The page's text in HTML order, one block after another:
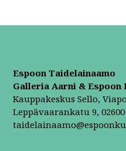
Espoon Taidelainaamo
Galleria Aarni &
Kauppakeskus Sello,
Leppävaarankatu 9, 02600